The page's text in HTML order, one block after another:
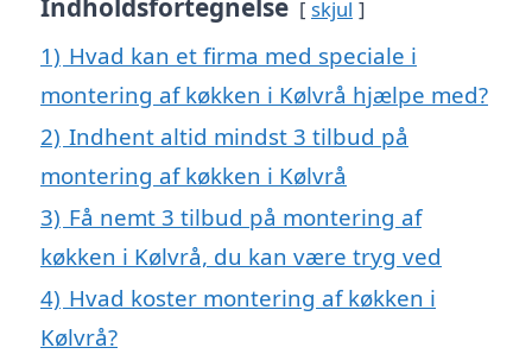
Indholdsfortegnelse skjul
1) Hvad kan et firma med speciale i
montering af køkken i Kølvrå hjælpe med?
2) Indhent altid mindst 3 tilbud på
montering af køkken i Kølvrå
3) Få nemt 3 tilbud på montering af
køkken i Kølvrå, du kan være tryg ved
4) Hvad koster montering af køkken i
Kølvrå?